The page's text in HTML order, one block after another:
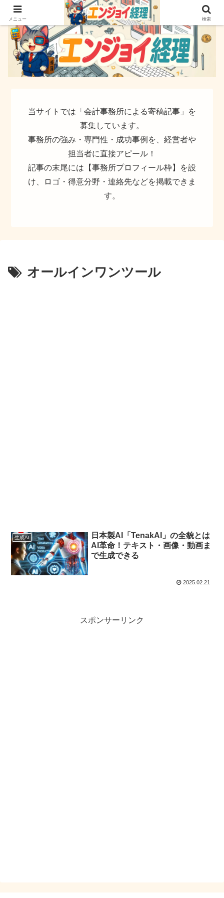
簿記でなく実務ができるサイト
当サイトでは「会計事務所による寄稿記事」を
募集しています。
事務所の強み・専門性・成功事例を、経営者や
担当者に直接アピール！
記事の末尾には【事務所プロフィール枠】を設
け、ロゴ・得意分野・連絡先などを掲載できま
す。
オールインワンツール
生成AI
日本製AI「TenakAI」の全貌とは
AI革命！テキスト・画像・動画ま
で生成できる
2025.02.21
スポンサーリンク
メニュー 検索